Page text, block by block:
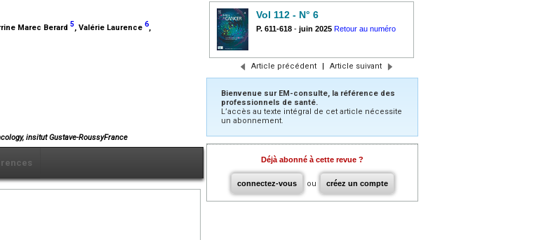
Marec Berard 5, Valérie Laurence 6,
insitut Gustave-RoussyFrance
Vol 112 - N° 6
P. 611-618 - juin 2025 Retour au numéro
Article précédent | Article suivant
Bienvenue sur EM-consulte, la référence des
professionnels de santé.
L’accès au texte intégral de cet article nécessite
un abonnement.
Déjà abonné à cette revue ?
connectez-vous ou créez un compte